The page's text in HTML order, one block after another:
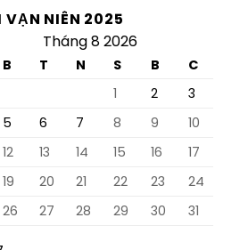
VẠN NIÊN 2025
Tháng 8 2026
B T N S B
C
1
2
3
5 6 7 8 9
10
12 13 14 15 16
17
19 20 21 22 23
24
26 27 28 29 30 31